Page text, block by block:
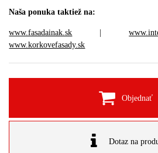
Naša ponuka taktiež na:
www.fasadainak.sk |
www.korkovefasady.sk
Objednať
Dotaz na